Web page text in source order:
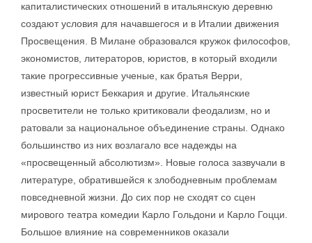
капиталистических отношений в итальянскую деревню
создают условия для начавшегося и в Италии движения
Просвещения. В Милане образовался кружок философов,
экономистов, литераторов, юристов, в который входили
такие прогрессивные ученые, как братья Верри,
известный юрист Беккария и другие. Итальянские
просветители не только критиковали феодализм, но и
ратовали за национальное объединение страны. Однако
большинство из них возлагало все надежды на
«просвещенный абсолютизм». Новые голоса зазвучали в
литературе, обратившейся к злободневным проблемам
повседневной жизни. До сих пор не сходят со сцен
мирового театра комедии Карло Гольдони и Карло Гоцци.
Большое влияние на современников оказали